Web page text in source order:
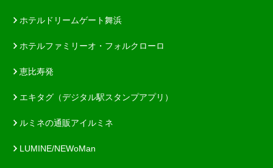
ホテルドリームゲート舞浜
ホテルファミリーオ・フォルクローロ
恵比寿発
エキタグ（デジタル駅スタンプアプリ）
ルミネの通販アイルミネ
LUMINE/NEWoMan